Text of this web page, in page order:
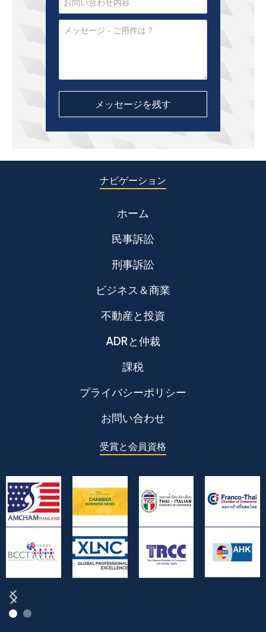
ナビゲーション
ホーム
民事訴訟
刑事訴訟
ビジネス＆商業
不動産と投資
ADRと仲裁
課税
プライバシーポリシー
お問い合わせ
受賞と会員資格